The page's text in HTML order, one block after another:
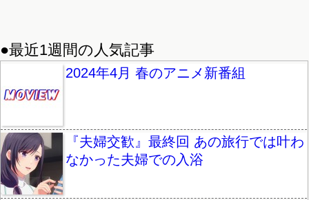
●最近1週間の人気記事
2024年4月 春のアニメ新番組
『夫婦交歓』最終回 あの旅行では叶わ
なかった夫婦での入浴